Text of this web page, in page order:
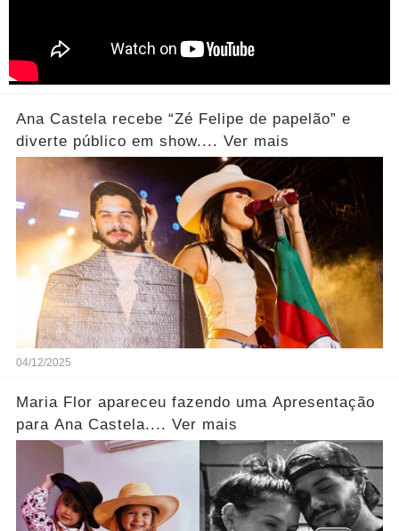
Ana Castela recebe “Zé Felipe de papelão” e
diverte público em show.... Ver mais
04/12/2025
Maria Flor apareceu fazendo uma Apresentação
para Ana Castela.... Ver mais